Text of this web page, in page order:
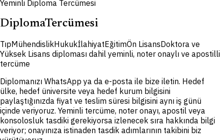
Yeminli Diploma Tercümesi
DiplomaTercümesi
TıpMühendislikHukukİlahiyatEğitimÖn LisansDoktora ve
Yüksek Lisans diploması dahil yeminli, noter onaylı ve apostilli
tercüme
Diplomanızı WhatsApp ya da e-posta ile bize iletin. Hedef
ülke, hedef üniversite veya hedef kurum bilgisini
paylaştığınızda fiyat ve teslim süresi bilgisini aynı iş günü
içinde veriyoruz. Yeminli tercüme, noter onayı, apostil veya
konsolosluk tasdiki gerekiyorsa izlenecek sıra hakkında bilgi
veriyor; onayınıza istinaden tasdik adımlarının takibini biz